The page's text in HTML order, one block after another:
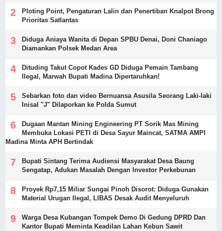
Ploting Point, Pengaturan Lalin dan Penertiban Knalpot Brong
Prioritas Satlantas
Diduga Aniaya Wanita di Depan SPBU Denai, Doni Chaniago
Diamankan Polsek Medan Area
Dituding Takut Copot Kades GD Diduga Pemain Tambang
Ilegal, Marwah Bupati Madina Dipertaruhkan!
Sebarkan foto dan video Bernuansa Asusila Seorang Laki-laki
Inisal "J" Dilaporkan ke Polda Sumut
Dugaan Mantan Mining Engineering PT Sorik Mas Mining
Membuka Lokasi PETI di Desa Sayur Maincat, SATMA AMPI
Madina Minta APH Bertindak
Bupati Sintang Terima Audiensi Masyarakat Desa Baung
Sengatap, Adukan Masalah Dengan Investor Perkebunan
Proyek Rp7,15 Miliar Sungai Pinoh Disorot: Diduga Gunakan
Material Urugan Ilegal, LIBAS Desak Audit Menyeluruh
Warga Desa Kubangan Tompek Demo Di Gedung DPRD Dan
Kantor Bupati Meminta Keadilan Lahan Kebun Sawit